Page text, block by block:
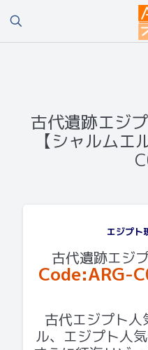
古代遺跡エジ
【シャルムエ
エジプト
古代遺跡エジ
Code:ARG-
古代エジプト
ル、エジプト人